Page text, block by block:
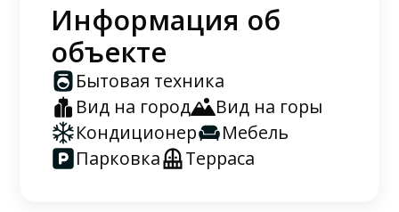
Информация об
объекте
Бытовая техника
Вид на город
Вид на горы
Кондиционер
Мебель
Парковка
Терраса